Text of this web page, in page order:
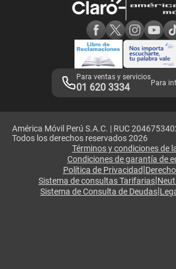
Adquirientes iPhone 6, 6S y SE
Mensaje de Seguridad
Términos y Condiciones de Tienda Claro
Libro de Reclamaciones
Legales de marketplace
Para ventas y servicios
01 620 3334 Para
América Móvil Perú S.A.C. | RUC
Todos los derechos reservados 2026
Términos y condiciones de
Condiciones de garantía de
Política de Privacidad|
Sistema de consultas Tarifarias|
Sistema de Consulta de Deudas|